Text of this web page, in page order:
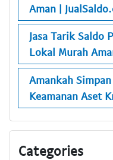
Aman |
Jasa Tarik Saldo
Lokal Murah
Amankah
Keamanan Aset
Categories